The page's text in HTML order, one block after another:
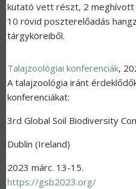
kutató vett részt, 2 meghívott
10 rövid poszterelőadás
tárgyköreiből.
Talajzoológiai konferenciák,
A talajzoológia iránt
konferenciákat:
3rd Global Soil Biodiversity
Dublin (Ireland)
2023 márc. 13-15.
https://gsb2023.org/